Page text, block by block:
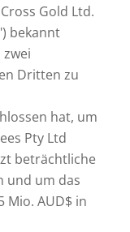
Gold Ltd.
bekannt
Dritten zu
hat, um
Pty Ltd
beträchtliche
und um das
Mio. AUD$ in